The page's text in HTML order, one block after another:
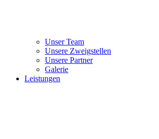
Unser Team
Unsere Zweigstellen
Unsere Partner
Galerie
Leistungen